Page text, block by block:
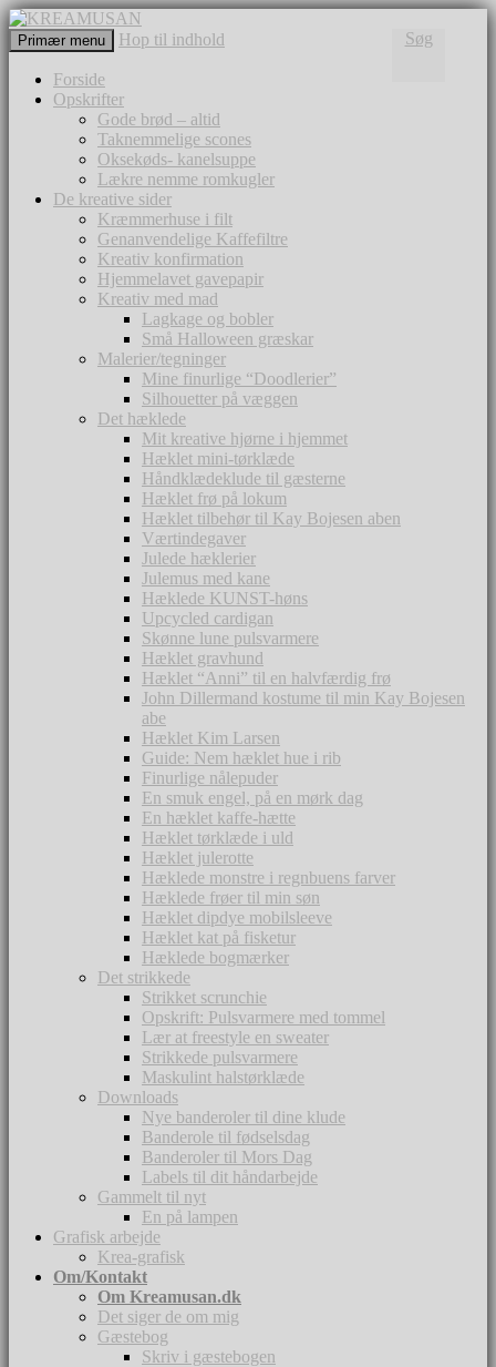
KREAMUSAN
Søg
Primær menu Hop til indhold
Forside
Opskrifter
Gode brød – altid
Taknemmelige scones
Oksekøds- kanelsuppe
Lækre nemme romkugler
De kreative sider
Kræmmerhuse i filt
Genanvendelige Kaffefiltre
Kreativ konfirmation
Hjemmelavet gavepapir
Kreativ med mad
Lagkage og bobler
Små Halloween græskar
Malerier/tegninger
Mine finurlige “Doodlerier”
Silhouetter på væggen
Det hæklede
Mit kreative hjørne i hjemmet
Hæklet mini-tørklæde
Håndklædeklude til gæsterne
Hæklet frø på lokum
Hæklet tilbehør til Kay Bojesen aben
Værtindegaver
Julede hæklerier
Julemus med kane
Hæklede KUNST-høns
Upcycled cardigan
Skønne lune pulsvarmere
Hæklet gravhund
Hæklet “Anni” til en halvfærdig frø
John Dillermand kostume til min Kay Bojesen
abe
Hæklet Kim Larsen
Guide: Nem hæklet hue i rib
Finurlige nålepuder
En smuk engel, på en mørk dag
En hæklet kaffe-hætte
Hæklet tørklæde i uld
Hæklet julerotte
Hæklede monstre i regnbuens farver
Hæklede frøer til min søn
Hæklet dipdye mobilsleeve
Hæklet kat på fisketur
Hæklede bogmærker
Det strikkede
Strikket scrunchie
Opskrift: Pulsvarmere med tommel
Lær at freestyle en sweater
Strikkede pulsvarmere
Maskulint halstørklæde
Downloads
Nye banderoler til dine klude
Banderole til fødselsdag
Banderoler til Mors Dag
Labels til dit håndarbejde
Gammelt til nyt
En på lampen
Grafisk arbejde
Krea-grafisk
Om/Kontakt
Om Kreamusan.dk
Det siger de om mig
Gæstebog
Skriv i gæstebogen